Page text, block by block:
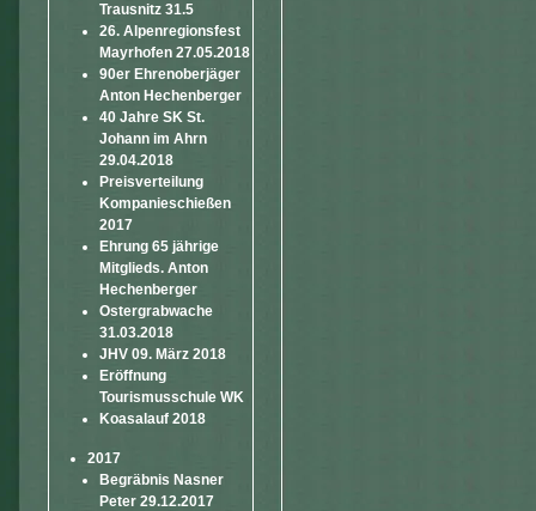
Trausnitz 31.5
26. Alpenregionsfest
Mayrhofen 27.05.2018
90er Ehrenoberjäger
Anton Hechenberger
40 Jahre SK St.
Johann im Ahrn
29.04.2018
Preisverteilung
Kompanieschießen
2017
Ehrung 65 jährige
Mitglieds. Anton
Hechenberger
Ostergrabwache
31.03.2018
JHV 09. März 2018
Eröffnung
Tourismusschule WK
Koasalauf 2018
2017
Begräbnis Nasner
Peter 29.12.2017